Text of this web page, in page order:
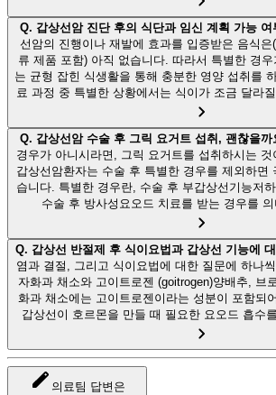
Q. 갑상선암 진단 후의 식단과 임신 계획 가능 여
선암의 진행이나 재발에 효과를 입증받은 음식
류 제품 포함) 아직 없습니다. 따라서 특별한 경
는 균형 잡힌 식생활을 통해 충분한 영양 섭취를
료 과정 중 특별한 상황에서는 식이가 조금 달라
Q. 갑상선암 수술 후 그릭 요거트 섭취, 괜찮을까
경우가 아니시라면, 그릭 요거트를 섭취하시는
갑상선암환자는 수술 후 특별한 경우를 제외하면
습니다. 특별한 경우란, 수술 후 부갑상선기능저
수술 후 방사성요오드 치료를 받는 경우를
Q. 갑상선 반절제 후 식이요법과 갑상선 기능에
염과 결절, 그리고 식이요법에 대한 질문에 하나
자화과 채소와 고이트로젠 (goitrogen)양배추, 브
화과 채소에는 고이트로젠이라는 성분이 포함되
갑상선이 호르몬을 만들 때 필요한 요오드 흡수
의료팀 답변은